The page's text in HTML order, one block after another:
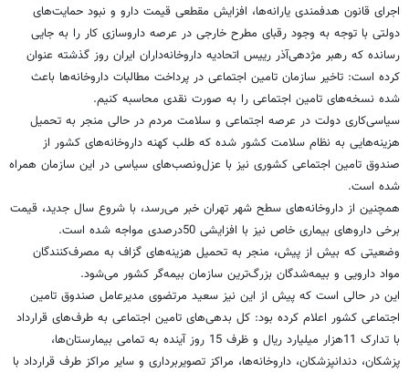
اجرای قانون هدفمندی یارانه‌ها، افزایش مقطعی قیمت دارو و نبود حمایت‌های
دولتی با توجه به وجود رقبای مطرح خارجی در عرصه داروسازی کار را به جایی
رسانده که رهبر مژدهی‌آذر رییس اتحادیه داروخانه‌داران ایران روز گذشته عنوان
کرده است: تاخیر سازمان تامین اجتماعی در پرداخت مطالبات داروخانه‌ها باعث
شده نسخه‌های تامین اجتماعی را به صورت نقدی محاسبه کنیم.
سیاسی‌کاری دولت در عرصه اجتماعی و سلامت مردم در حالی منجر به تحمیل
هزینه‌هایی به نظام سلامت کشور شده که طلب کهنه داروخانه‌های کشور از
صندوق تامین اجتماعی کشوری نیز با عزل‌ونصب‌های سیاسی در این سازمان همراه
شده است.
همچنین از داروخانه‌های سطح شهر تهران خبر می‌رسد، با شروع سال جدید، قیمت
برخی داروهای بیماری خاص نیز با افزایشی 50درصدی مواجه شده است.
وضعیتی که بیش از پیش، منجر به تحمیل هزینه‌های گزاف به مصرف‌کنندگان
مواد دارویی و بیمه‌شدگان بزرگ‌ترین سازمان بیمه‌گر کشور می‌شود.
این در حالی است که پیش از این نیز سعید مرتضوی مدیرعامل صندوق تامین
اجتماعی کشور اعلام کرده بود: کل بدهی‌های تامین اجتماعی به طرف‌های قرارداد
با تدارک 11هزار میلیارد ریال و ظرف 15 روز آینده به تمامی بیمارستان‌ها،
پزشکان، دندانپزشکان، داروخانه‌ها، مراکز تصویربرداری و سایر مراکز طرف قرارداد با